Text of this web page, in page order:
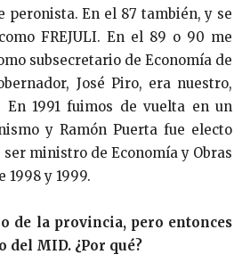
peronista. En el 87 también, y se
FREJULI. En el 89 o 90 me
subsecretario de Economía de
José Piro, era nuestro,
1991 fuimos de vuelta en un
y Ramón Puerta fue electo
ministro de Economía y Obras
1998 y 1999.
de la provincia, pero entonces
del MID. ¿Por qué?